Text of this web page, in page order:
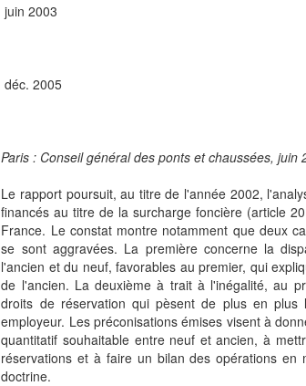
juin 2003
déc. 2005
Paris : Conseil général des ponts et chaussées, juin
Le rapport poursuit, au titre de l'année 2002,
financés au titre de la surcharge foncière (article
France. Le constat montre notamment que deux
se sont aggravées. La première concerne la
l'ancien et du neuf, favorables au premier, qui
de l'ancien. La deuxième à trait à l'inégalité, au
droits de réservation qui pèsent de plus en plus
employeur. Les préconisations émises visent à
quantitatif souhaitable entre neuf et ancien, à
réservations et à faire un bilan des opérations
doctrine.